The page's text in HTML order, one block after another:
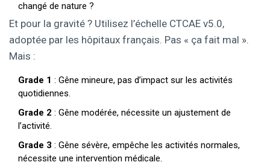
changé de nature ?
Et pour la gravité ? Utilisez l’échelle CTCAE v5.0,
adoptée par les hôpitaux français. Pas « ça fait mal ».
Mais :
Grade 1 : Gêne mineure, pas d’impact sur les activités
quotidiennes.
Grade 2 : Gêne modérée, nécessite un ajustement de
l’activité.
Grade 3 : Gêne sévère, empêche les activités normales,
nécessite une intervention médicale.